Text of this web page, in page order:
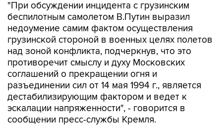
"При обсуждении инцидента с грузинским
беспилотным самолетом В.Путин выразил
недоумение самим фактом осуществления
грузинской стороной в военных целях полетов
над зоной конфликта, подчеркнув, что это
противоречит смыслу и духу Московских
соглашений о прекращении огня и
разъединении сил от 14 мая 1994 г., является
дестабилизирующим фактором и ведет к
эскалации напряженности", - говорится в
сообщении пресс-службы Кремля.